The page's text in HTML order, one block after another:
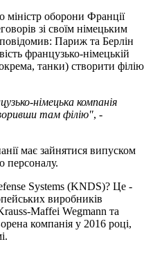
міністр оборони Франції
зі своїм німецьким
повідомив: Париж та Берлін
французько-німецькій
танки) створити філію
німецька компанія
там філію", -
має зайнятися випуском
персоналу.
Systems (KNDS)? Це -
виробників
Maffei Wegmann та
компанія у 2016 році,